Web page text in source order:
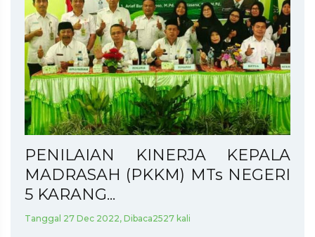
PENILAIAN KINERJA KEPALA
MADRASAH (PKKM) MTs NEGERI
5 KARANG...
Tanggal 27 Dec 2022, Dibaca2527 kali